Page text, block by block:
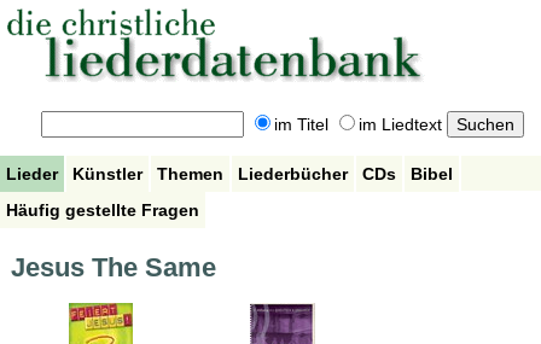
im Titel im Liedtext
Lieder Künstler Themen Liederbücher CDs
Bibel
Häufig gestellte Fragen
Jesus The Same